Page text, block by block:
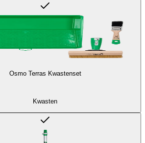
Osmo Terras Kwastenset
Kwasten